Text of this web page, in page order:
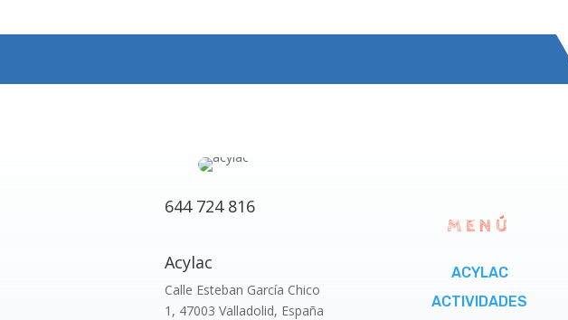
644 724 816
Acylac
Calle Esteban García Chico
1, 47003 Valladolid, España
MENÚ
ACYLAC
ACTIVIDADES